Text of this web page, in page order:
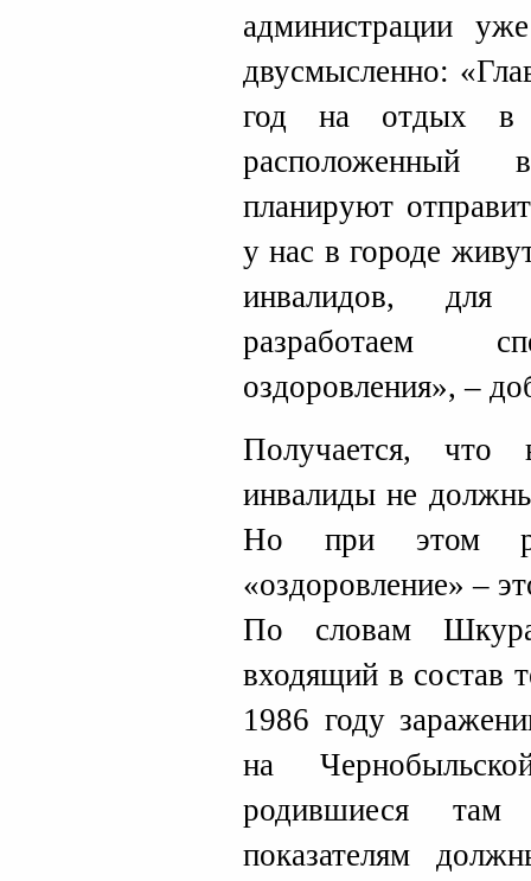
администрации
двусмысленно:
год на отдых в
расположенный
планируют
у нас в городе
инвалидов,
разработаем
оздоровления», –
Получается,
инвалиды не
Но при этом
«оздоровление» –
По словам
входящий в состав
1986 году
на
родившиеся
показателям